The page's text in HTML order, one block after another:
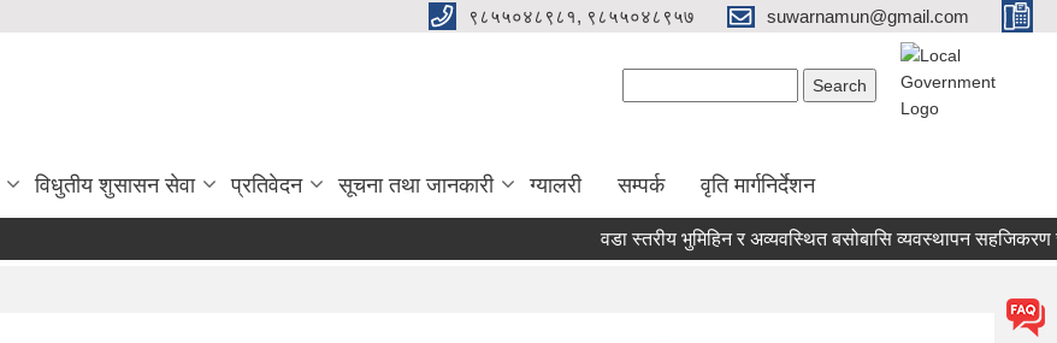
९८५५०४८९८१, ९८५५०४८९५७ suwarnamun@gmail.com
विधुतीय शुसासन सेवा प्रतिवेदन सूचना तथा जानकारी ग्यालरी सम्पर्क वृति मार्गनिर्देशन
वडा स्तरीय भुमिहिन र अव्यवस्थित बसोबासि व्यवस्थापन सहजिकरण